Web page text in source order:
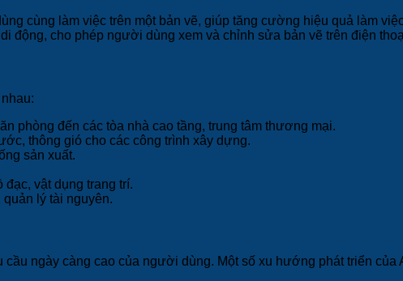
cùng làm việc trên một bản vẽ, giúp tăng cường hiệu quả làm
động, cho phép người dùng xem và chỉnh sửa bản vẽ trên điện
phòng đến các tòa nhà cao tầng, trung tâm thương mại.
thông gió cho các công trình xây dựng.
sản xuất.
đạc, vật dụng trang trí.
lý tài nguyên.
ngày càng cao của người dùng. Một số xu hướng phát triển